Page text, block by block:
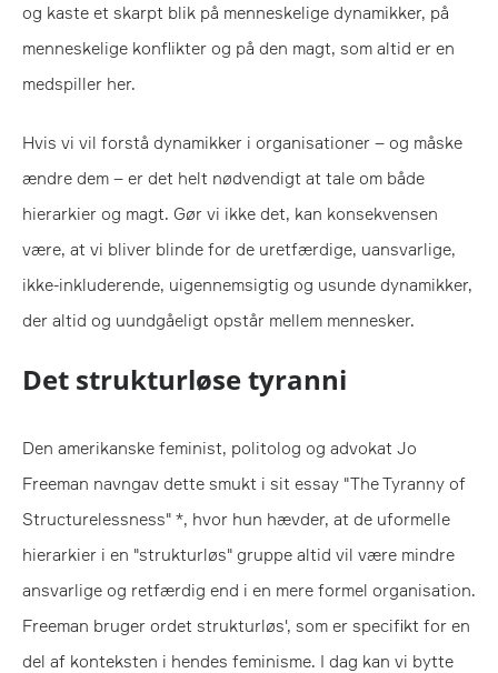
og kaste et skarpt blik på menneskelige dynamikker, på
menneskelige konflikter og på den magt, som altid er en
medspiller her.
Hvis vi vil forstå dynamikker i organisationer – og måske
ændre dem – er det helt nødvendigt at tale om både
hierarkier og magt. Gør vi ikke det, kan konsekvensen
være, at vi bliver blinde for de uretfærdige, uansvarlige,
ikke-inkluderende, uigennemsigtig og usunde dynamikker,
der altid og uundgåeligt opstår mellem mennesker.
Det strukturløse tyranni
Den amerikanske feminist, politolog og advokat Jo
Freeman navngav dette smukt i sit essay "The Tyranny of
Structurelessness" *, hvor hun hævder, at de uformelle
hierarkier i en "strukturløs" gruppe altid vil være mindre
ansvarlige og retfærdig end i en mere formel organisation.
Freeman bruger ordet strukturløs', som er specifikt for en
del af konteksten i hendes feminisme. I dag kan vi bytte